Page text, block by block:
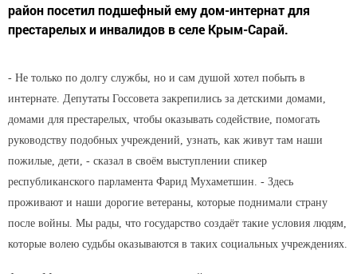
район посетил подшефный ему дом-интернат для
престарелых и инвалидов в селе Крым-Сарай.
- Не только по долгу службы, но и сам душой хотел побыть в
интернате. Депутаты Госсовета закрепились за детскими домами,
домами для престарелых, чтобы оказывать содействие, помогать
руководству подобных учреждений, узнать, как живут там наши
пожилые, дети, - сказал в своём выступлении спикер
республиканского парламента Фарид Мухаметшин. - Здесь
проживают и наши дорогие ветераны, которые поднимали страну
после войны. Мы рады, что государство создаёт такие условия людям,
которые волею судьбы оказываются в таких социальных учреждениях.